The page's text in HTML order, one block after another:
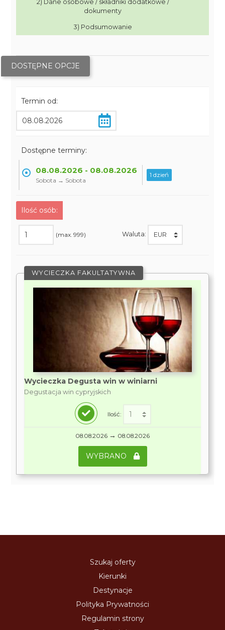
2) Dane osobowe / składniki dodatkowe /
dokumenty
3) Podsumowanie
DOSTĘPNE OPCJE
Termin od:
Dostępne terminy:
08.08.2026 - 08.08.2026
Sobota → Sobota
1 dzień
Ilość osób:
(max. 999) Waluta:
WYCIECZKA FAKULTATYWNA
Wycieczka Degusta win w winiarni
Degustacja win cypryjskich
Ilość:
08.08.2026 → 08.08.2026
WYBRANO
Szukaj oferty
Kierunki
Destynacje
Polityka Prywatności
Regulamin strony